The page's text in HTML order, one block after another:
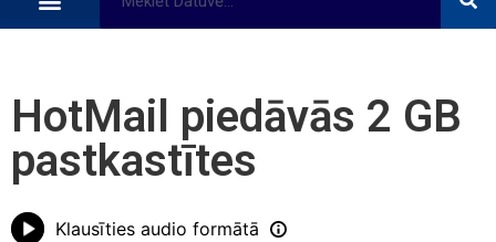
HotMail piedāvās 2 GB
pastkastītes
Klausīties audio formātā